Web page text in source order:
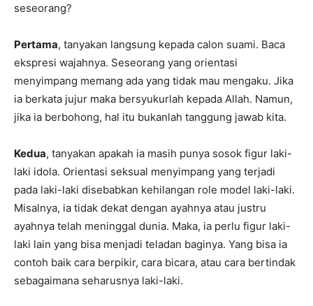
seseorang?
Pertama, tanyakan langsung kepada calon suami. Baca
ekspresi wajahnya. Seseorang yang orientasi
menyimpang memang ada yang tidak mau mengaku. Jika
ia berkata jujur maka bersyukurlah kepada Allah. Namun,
jika ia berbohong, hal itu bukanlah tanggung jawab kita.
Kedua, tanyakan apakah ia masih punya sosok figur laki-
laki idola. Orientasi seksual menyimpang yang terjadi
pada laki-laki disebabkan kehilangan role model laki-laki.
Misalnya, ia tidak dekat dengan ayahnya atau justru
ayahnya telah meninggal dunia. Maka, ia perlu figur laki-
laki lain yang bisa menjadi teladan baginya. Yang bisa ia
contoh baik cara berpikir, cara bicara, atau cara bertindak
sebagaimana seharusnya laki-laki.